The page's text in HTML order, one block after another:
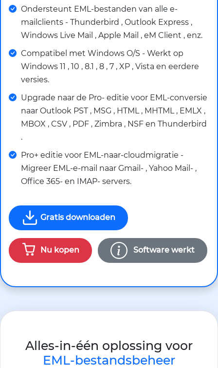
Ondersteunt EML-bestanden van alle e-
mailclients - Thunderbird , Outlook Express ,
Windows Live Mail , Apple Mail , eM Client , enz.
Compatibel met Windows O/S - Werkt op
Windows 11 , 10 , 8.1 , 8 , 7 , XP , Vista en eerdere
versies.
Upgrade naar de Pro- editie voor EML-conversie
naar Outlook PST , MSG , HTML , MHTML , EMLX ,
MBOX , CSV , PDF , Zimbra , NSF en Thunderbird
.
Pro+ editie voor EML-naar-cloudmigratie -
Migreer EML-e-mail naar Gmail- , Yahoo Mail- ,
Office 365- en IMAP- servers.
Gratis downloaden
Nu kopen Software werkt
Alles-in-één oplossing voor
EML-bestandsbeheer